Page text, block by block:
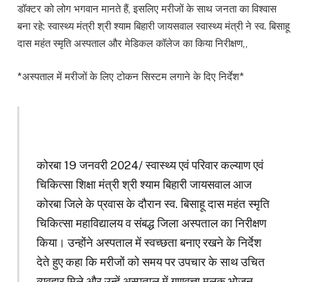
डॉक्टर को लोग भगवान मानते हैं, इसलिए मरीजों के साथ जनता का विश्वास
बना रहे: स्वास्थ्य मंत्री श्री श्याम बिहारी जायसवाल स्वास्थ्य मंत्री ने स्व. बिसाहू
दास महंत स्मृति अस्पताल और मेडिकल कॉलेज का किया निरीक्षण,,
*अस्पताल में मरीजों के लिए टोकन सिस्टम लगाने के दिए निर्देश*
कोरबा 19 जनवरी 2024/ स्वास्थ्य एवं परिवार कल्याण एवं
चिकित्सा शिक्षा मंत्री श्री श्याम बिहारी जायसवाल आज
कोरबा जिले के प्रवास के दौरान स्व. बिसाहू दास महंत स्मृति
चिकित्सा महाविद्यालय व संबद्ध जिला अस्पताल का निरीक्षण
किया। उन्होंने अस्पताल में स्वच्छता बनाए रखने के निर्देश
देते हुए कहा कि मरीजों को समय पर उपचार के साथ उचित